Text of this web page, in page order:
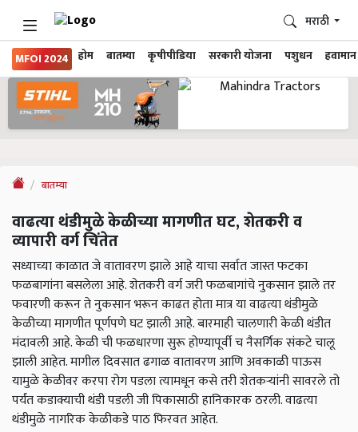
MFOI 2024 होम बातम्या कृषीपीडिया सरकारी योजना पशुधन हवामान
मराठी
बातम्या
वाढत्या थंडीमुळे केळीच्या मागणीत घट, शेतकरी व
व्यापारी वर्ग चिंतेत
सध्याच्या काळात जे वातावरण झाले आहे याचा सर्वात जास्त फटका
फळबागांना बसलेला आहे. शेतकरी वर्ग जरी फळबागांचे नुकसान झाले तर
फवारणी करून ते नुकसान भरून काढत होता मात्र या वाढत्या थंडीमुळे
केळीच्या मागणीत पूर्णपणे घट झाली आहे. बारमाही चालणारी केळी थंडीत
मंदावली आहे. केळी ची फळधारणा सुरू होण्यापूर्वी च नैसर्गिक संकटे चालू
झाली आहेत. मागील दिवसात ढगाळ वातावरण आणि अवकाळी पाऊस
यामुळे केळीवर करपा रोग पडला त्यामधून कसे तरी शेतकऱ्यांनी सावरले तो
पर्यंत कडाक्याची थंडी पडली जी पिकासाठी हानिकारक ठरली. वाढत्या
थंडीमुळे नागरिक केळीकडे पाठ फिरवत आहेत.